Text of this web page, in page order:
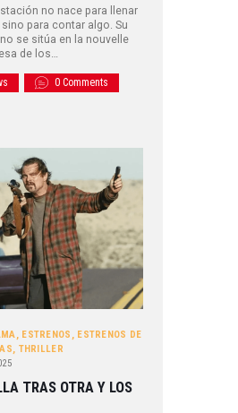
no nace para llenar
para contar algo. Su
se sitúa en la nouvelle
de los…
0 Comments
, ESTRENOS , ESTRENOS DE
, THRILLER
TRAS OTRA Y LOS